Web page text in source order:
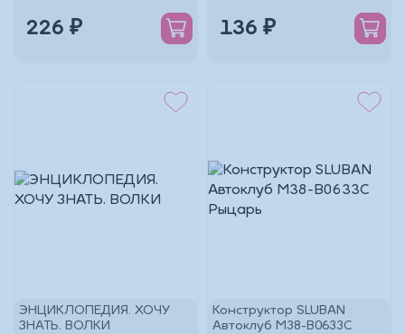
226 ₽ 136 ₽
ЭНЦИКЛОПЕДИЯ. ХОЧУ
ЗНАТЬ. ВОЛКИ
Конструктор SLUBAN
Автоклуб M38-B0633C